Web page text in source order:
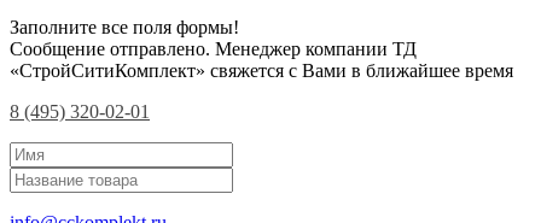
Заполните все поля формы!
Сообщение отправлено. Менеджер компании ТД
«СтройСитиКомплект» свяжется с Вами в ближайшее время
8 (495) 320-02-01